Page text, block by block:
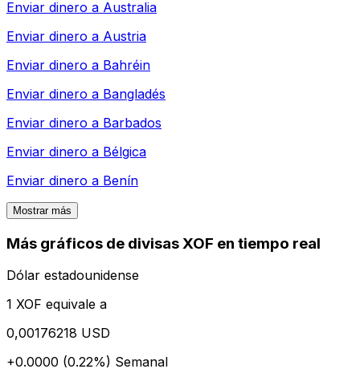
Enviar dinero a Australia
Enviar dinero a Austria
Enviar dinero a Bahréin
Enviar dinero a Bangladés
Enviar dinero a Barbados
Enviar dinero a Bélgica
Enviar dinero a Benín
Mostrar más
Más gráficos de divisas XOF en tiempo real
Dólar estadounidense
1 XOF equivale a
0,00176218 USD
+0.0000 (0.22%) Semanal